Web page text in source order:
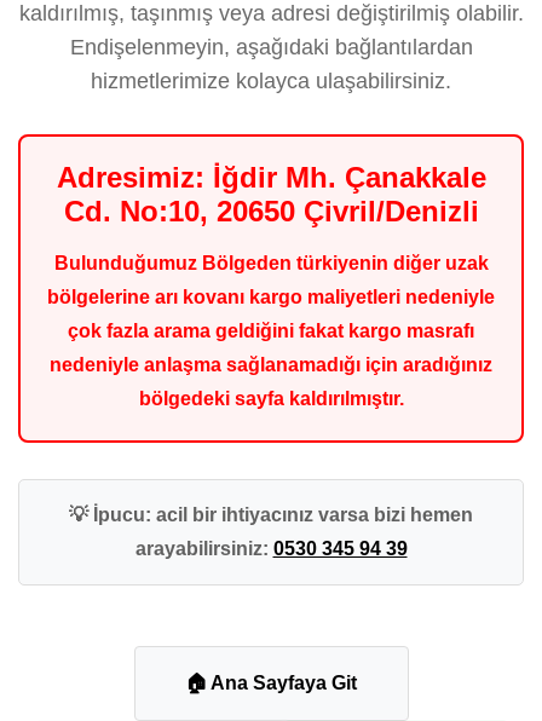
kaldırılmış, taşınmış veya adresi değiştirilmiş olabilir.
Endişelenmeyin, aşağıdaki bağlantılardan
hizmetlerimize kolayca ulaşabilirsiniz.
Adresimiz: İğdir Mh. Çanakkale
Cd. No:10, 20650 Çivril/Denizli
Bulunduğumuz Bölgeden türkiyenin diğer uzak
bölgelerine arı kovanı kargo maliyetleri nedeniyle
çok fazla arama geldiğini fakat kargo masrafı
nedeniyle anlaşma sağlanamadığı için aradığınız
bölgedeki sayfa kaldırılmıştır.
💡 İpucu: acil bir ihtiyacınız varsa bizi hemen
arayabilirsiniz: 0530 345 94 39
🏠 Ana Sayfaya Git